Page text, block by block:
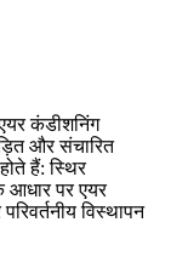
कंडीशनिंग
और संचारित
हैं: स्थिर
आधार पर एयर
विस्थापन